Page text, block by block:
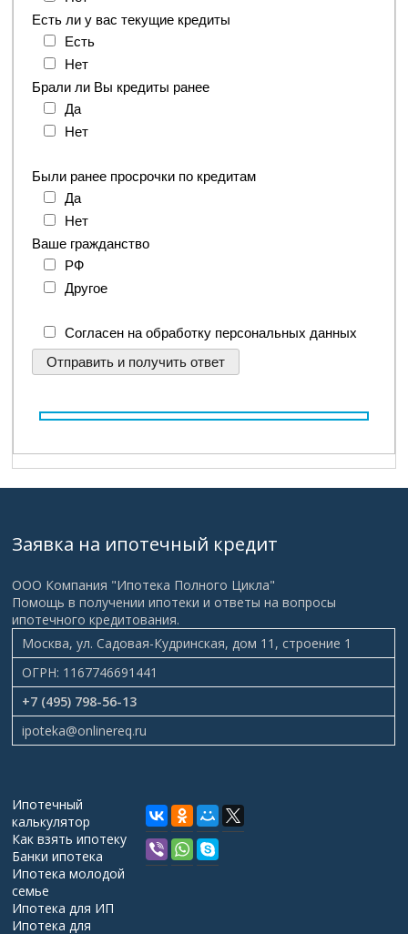
Есть ли у вас текущие кредиты
Есть
Нет
Брали ли Вы кредиты ранее
Да
Нет
Были ранее просрочки по кредитам
Да
Нет
Ваше гражданство
РФ
Другое
Согласен на обработку персональных данных
Заявка на ипотечный кредит
ООО Компания "Ипотека Полного Цикла"
Помощь в получении ипотеки и ответы на вопросы
ипотечного кредитования.
Москва, ул. Садовая-Кудринская, дом 11, строение 1
ОГРН: 1167746691441
+7 (495) 798-56-13
ipoteka@onlinereq.ru
Ипотечный
калькулятор
Как взять ипотеку
Банки ипотека
Ипотека молодой
семье
Ипотека для ИП
Ипотека для